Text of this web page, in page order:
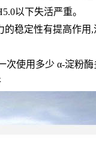
以下失活严重。
稳定性有提高作用,
使用多少 α-淀粉